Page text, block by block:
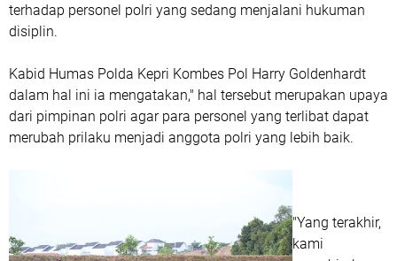
terhadap personel polri yang sedang menjalani hukuman
disiplin.
Kabid Humas Polda Kepri Kombes Pol Harry Goldenhardt
dalam hal ini ia mengatakan," hal tersebut merupakan upaya
dari pimpinan polri agar para personel yang terlibat dapat
merubah prilaku menjadi anggota polri yang lebih baik.
"Yang terakhir,
kami